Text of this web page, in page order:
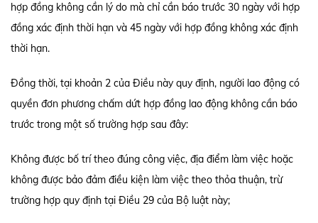
hợp đồng không cần lý do mà chỉ cần báo trước 30 ngày với hợp
đồng xác định thời hạn và 45 ngày với hợp đồng không xác định
thời hạn.
Đồng thời, tại khoản 2 của Điều này quy định, người lao động có
quyền đơn phương chấm dứt hợp đồng lao động không cần báo
trước trong một số trường hợp sau đây:
Không được bố trí theo đúng công việc, địa điểm làm việc hoặc
không được bảo đảm điều kiện làm việc theo thỏa thuận, trừ
trường hợp quy định tại Điều 29 của Bộ luật này;